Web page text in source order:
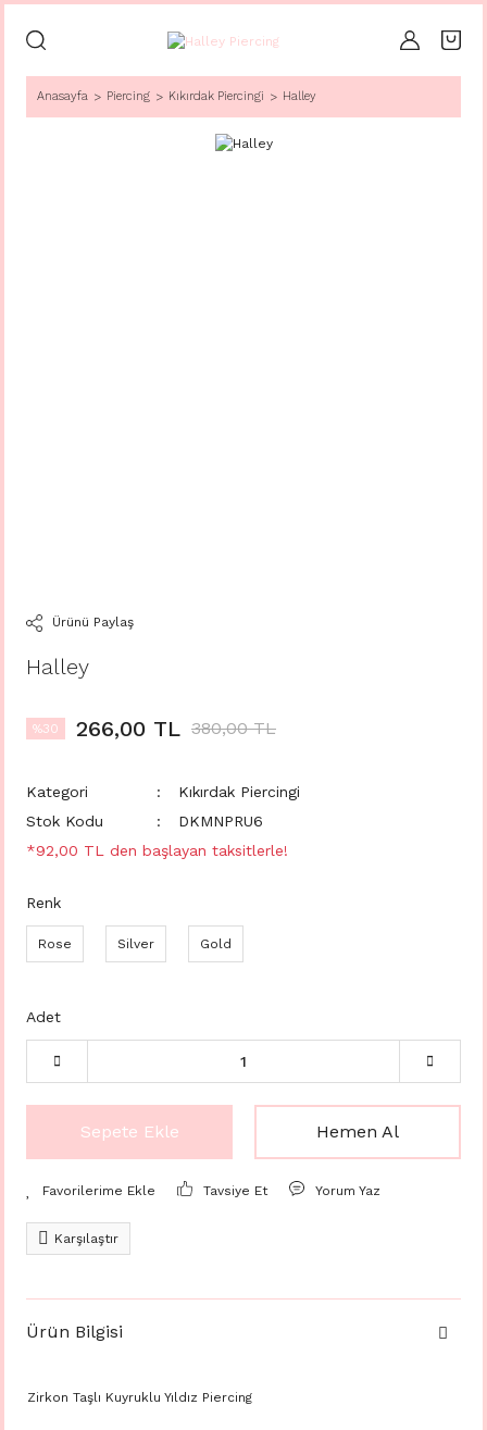
Anasayfa Piercing Kıkırdak Piercingi Halley
Ürünü Paylaş
Halley
%30 266,00 TL 380,00 TL
Kategori
Kıkırdak Piercingi
Stok Kodu
DKMNPRU6
*92,00 TL den başlayan taksitlerle!
Renk
Rose Silver Gold
Adet
Sepete Ekle Hemen Al
Tavsiye Et Yorum Yaz
Karşılaştır
Ürün Bilgisi
Zirkon Taşlı Kuyruklu Yıldız Piercing